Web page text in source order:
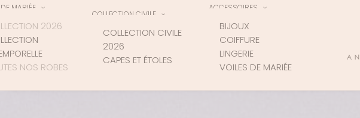
MARIÉE
2026
NOS ROBES
COLLECTION CIVILE
COLLECTION CIVILE
2026
CAPES ET ÉTOLES
ACCESSOIRES
BIJOUX
COIFFURE
LINGERIE
VOILES DE MARIÉE